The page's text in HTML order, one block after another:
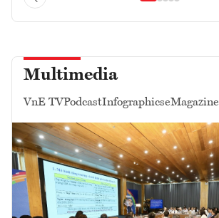
Multimedia
VnE TVPodcastInfographicseMagazine